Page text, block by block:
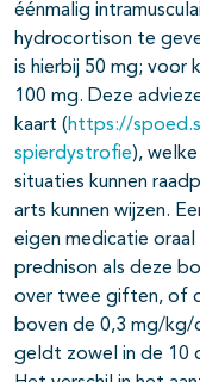
éénmalig
hydrocortison te
is hierbij 50 mg; voor
100 mg. Deze
kaart ( https://
spierdystrofie),
situaties kunnen
arts kunnen wijzen.
eigen medicatie
prednison als deze
over twee giften, of
boven de 0,3 mg/
geldt zowel in de 10